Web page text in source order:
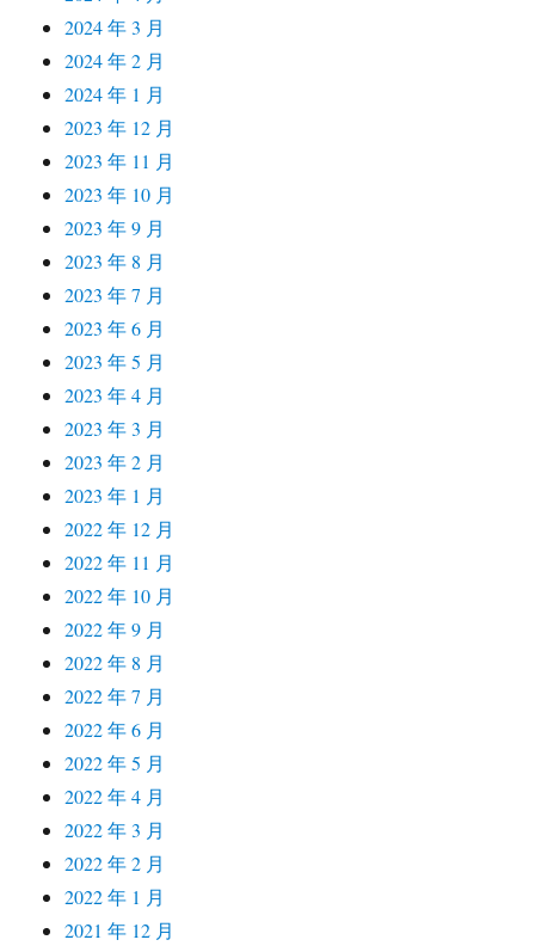
2024 年 3 月
2024 年 2 月
2024 年 1 月
2023 年 12 月
2023 年 11 月
2023 年 10 月
2023 年 9 月
2023 年 8 月
2023 年 7 月
2023 年 6 月
2023 年 5 月
2023 年 4 月
2023 年 3 月
2023 年 2 月
2023 年 1 月
2022 年 12 月
2022 年 11 月
2022 年 10 月
2022 年 9 月
2022 年 8 月
2022 年 7 月
2022 年 6 月
2022 年 5 月
2022 年 4 月
2022 年 3 月
2022 年 2 月
2022 年 1 月
2021 年 12 月